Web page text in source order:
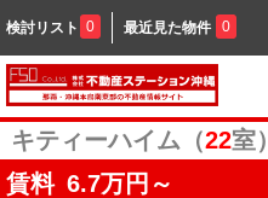
検討リスト 0 最近見た物件 0
キティーハイム（22室）
賃料 6.7万円～